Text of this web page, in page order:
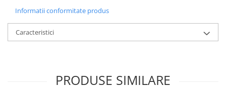
Informatii conformitate produs
Caracteristici
PRODUSE SIMILARE